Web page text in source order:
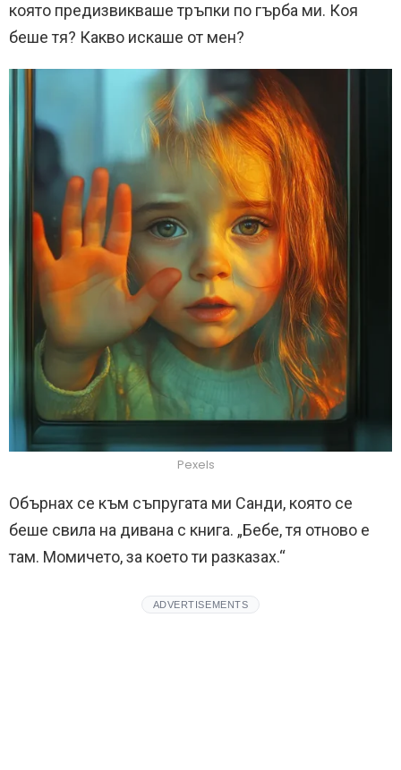
която предизвикваше тръпки по гърба ми. Коя
беше тя? Какво искаше от мен?
Pexels
Обърнах се към съпругата ми Санди, която се
беше свила на дивана с книга. „Бебе, тя отново е
там. Момичето, за което ти разказах.“
ADVERTISEMENTS